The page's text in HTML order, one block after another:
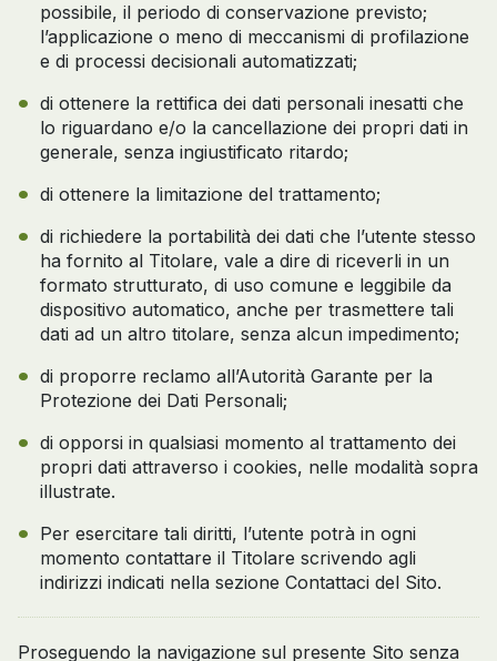
possibile, il periodo di conservazione previsto;
l’applicazione o meno di meccanismi di profilazione
e di processi decisionali automatizzati;
di ottenere la rettifica dei dati personali inesatti che
lo riguardano e/o la cancellazione dei propri dati in
generale, senza ingiustificato ritardo;
di ottenere la limitazione del trattamento;
di richiedere la portabilità dei dati che l’utente stesso
ha fornito al Titolare, vale a dire di riceverli in un
formato strutturato, di uso comune e leggibile da
dispositivo automatico, anche per trasmettere tali
dati ad un altro titolare, senza alcun impedimento;
di proporre reclamo all’Autorità Garante per la
Protezione dei Dati Personali;
di opporsi in qualsiasi momento al trattamento dei
propri dati attraverso i cookies, nelle modalità sopra
illustrate.
Per esercitare tali diritti, l’utente potrà in ogni
momento contattare il Titolare scrivendo agli
indirizzi indicati nella sezione Contattaci del Sito.
Proseguendo la navigazione sul presente Sito senza